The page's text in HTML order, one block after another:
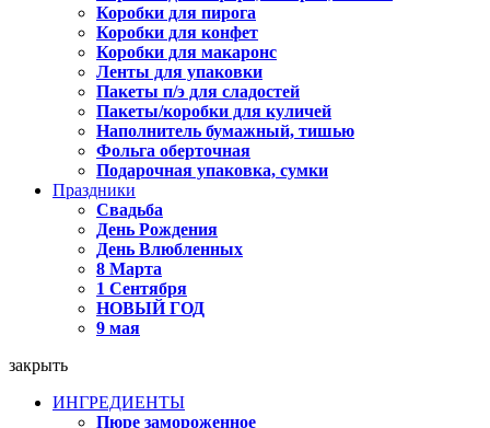
Коробки для пирога
Коробки для конфет
Коробки для макаронс
Ленты для упаковки
Пакеты п/э для сладостей
Пакеты/коробки для куличей
Наполнитель бумажный, тишью
Фольга оберточная
Подарочная упаковка, сумки
Праздники
Свадьба
День Рождения
День Влюбленных
8 Марта
1 Сентября
НОВЫЙ ГОД
9 мая
закрыть
ИНГРЕДИЕНТЫ
Пюре замороженное